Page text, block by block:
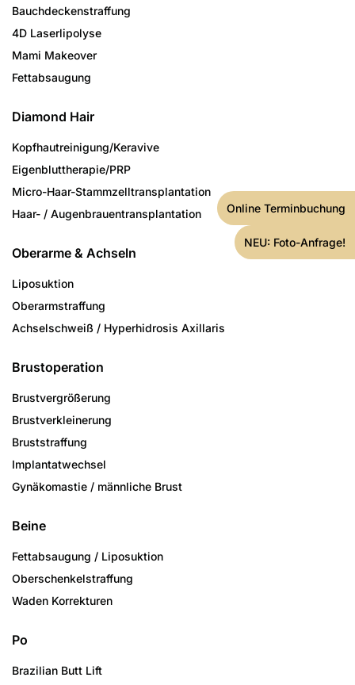
Bauchdeckenstraffung
4D Laserlipolyse
Mami Makeover
Fettabsaugung
Diamond Hair
Kopfhautreinigung/­Keravive
Eigenbluttherapie/PRP
Micro-Haar-Stammzell­transplantation
Haar- / Augenbrauen­transplantation
Oberarme & Achseln
Liposuktion
Oberarmstraffung
Achselschweiß / Hyperhidrosis Axillaris
Brustoperation
Brustvergrößerung
Brustverkleinerung
Bruststraffung
Implantatwechsel
Gynäkomastie / männliche Brust
Beine
Fettabsaugung / Liposuktion
Oberschenkelstraffung
Waden Korrekturen
Po
Brazilian Butt Lift
Online Terminbuchung
NEU: Foto-Anfrage!